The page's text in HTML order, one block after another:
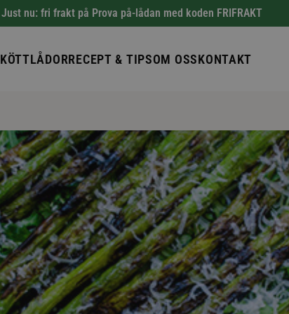
Just nu: fri frakt på Prova på-lådan med koden FRIFRAKT
KÖTTLÅDORRECEPT & TIPSOM OSSKONTAKT